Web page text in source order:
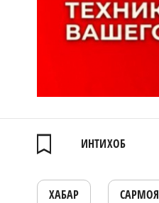
ИНТИХОБ
ХАБАР САРМОЯ